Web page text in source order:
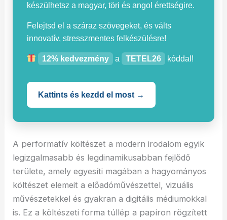
készülhetsz a magyar, töri és angol érettségire.
Felejtsd el a száraz szövegeket, és válts
innovatív, stresszmentes felkészülésre!
12% kedvezmény a TETEL26 kóddal!
Kattints és kezdd el most →
A performatív költészet a modern irodalom egyik
legizgalmasabb és legdinamikusabban fejlődő
területe, amely egyesíti magában a hagyományos
költészet elemeit a előadóművészettel, vizuális
művészetekkel és gyakran a digitális médiumokkal
is. Ez a költészeti forma túllép a papíron rögzített